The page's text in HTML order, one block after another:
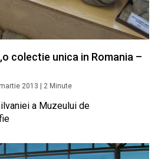
colectie unica in Romania –
2013 2 Minute
a Muzeului de